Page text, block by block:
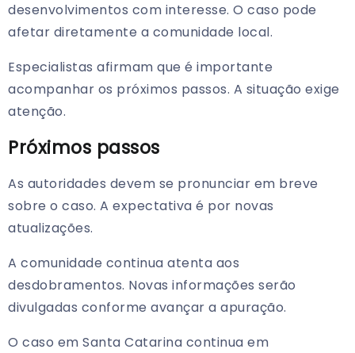
desenvolvimentos com interesse. O caso pode
afetar diretamente a comunidade local.
Especialistas afirmam que é importante
acompanhar os próximos passos. A situação exige
atenção.
Próximos passos
As autoridades devem se pronunciar em breve
sobre o caso. A expectativa é por novas
atualizações.
A comunidade continua atenta aos
desdobramentos. Novas informações serão
divulgadas conforme avançar a apuração.
O caso em Santa Catarina continua em